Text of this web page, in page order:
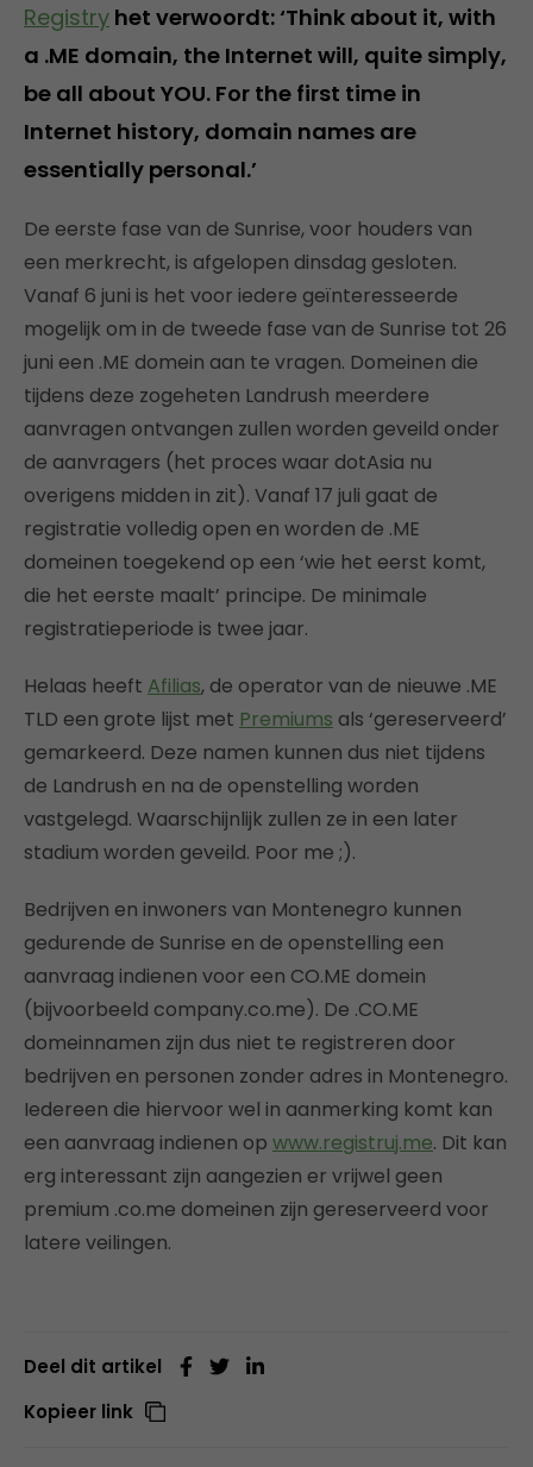
Registry het verwoordt: ‘Think about it, with
a .ME domain, the Internet will, quite simply,
be all about YOU. For the first time in
Internet history, domain names are
essentially personal.’
De eerste fase van de Sunrise, voor houders van
een merkrecht, is afgelopen dinsdag gesloten.
Vanaf 6 juni is het voor iedere geïnteresseerde
mogelijk om in de tweede fase van de Sunrise tot 26
juni een .ME domein aan te vragen. Domeinen die
tijdens deze zogeheten Landrush meerdere
aanvragen ontvangen zullen worden geveild onder
de aanvragers (het proces waar dotAsia nu
overigens midden in zit). Vanaf 17 juli gaat de
registratie volledig open en worden de .ME
domeinen toegekend op een ‘wie het eerst komt,
die het eerste maalt’ principe. De minimale
registratieperiode is twee jaar.
Helaas heeft Afilias, de operator van de nieuwe .ME
TLD een grote lijst met Premiums als ‘gereserveerd’
gemarkeerd. Deze namen kunnen dus niet tijdens
de Landrush en na de openstelling worden
vastgelegd. Waarschijnlijk zullen ze in een later
stadium worden geveild. Poor me ;).
Bedrijven en inwoners van Montenegro kunnen
gedurende de Sunrise en de openstelling een
aanvraag indienen voor een CO.ME domein
(bijvoorbeeld company.co.me). De .CO.ME
domeinnamen zijn dus niet te registreren door
bedrijven en personen zonder adres in Montenegro.
Iedereen die hiervoor wel in aanmerking komt kan
een aanvraag indienen op www.registruj.me. Dit kan
erg interessant zijn aangezien er vrijwel geen
premium .co.me domeinen zijn gereserveerd voor
latere veilingen.
Deel dit artikel
Kopieer link